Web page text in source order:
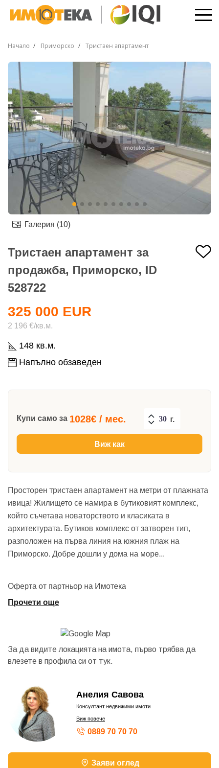
Начало Приморско Тристаен апартамент
Галерия (10)
Тристаен апартамент за
продажба, Приморско, ID
528722
148 кв.м.
Напълно обзаведен
325 000 EUR
2 196 €/кв.м.
Купи само за 1028€ / мес. г.
Виж как
Просторен тристаен апартамент на метри от плажната
ивица! Жилището се намира в бутиковият комплекс,
който съчетава новаторството и класиката в
архитектурата. Бутиков комплекс от затворен тип,
разположен на първа линия на южния плаж на
Приморско. Добре дошли у дома на море...
Оферта от партньор на Имотека
Прочети още
За да видите локацията на имота, първо трябва да
влезете в профила си от тук.
Анелия Савова
Консултант недвижими имоти
Виж повече
0889 70 70 70
Заяви оглед